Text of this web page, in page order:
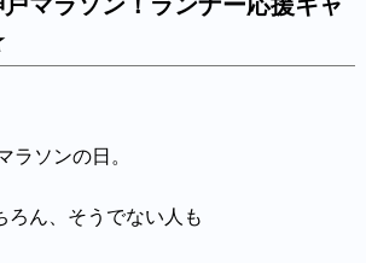
ラソンの日。
ろん、そうでない人も